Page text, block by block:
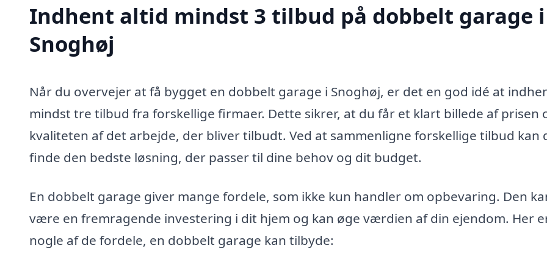
Indhent altid mindst 3 tilbud på dobbelt garage i
Snoghøj
Når du overvejer at få bygget en dobbelt garage i Snoghøj, er det en god idé at
mindst tre tilbud fra forskellige firmaer. Dette sikrer, at du får et klart billede af prisen
kvaliteten af det arbejde, der bliver tilbudt. Ved at sammenligne forskellige tilbud kan
finde den bedste løsning, der passer til dine behov og dit budget.
En dobbelt garage giver mange fordele, som ikke kun handler om opbevaring. Den
være en fremragende investering i dit hjem og kan øge værdien af din ejendom. Her
nogle af de fordele, en dobbelt garage kan tilbyde: